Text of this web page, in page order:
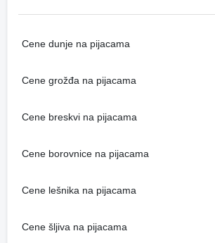
Cene dunje na pijacama
Cene grožđa na pijacama
Cene breskvi na pijacama
Cene borovnice na pijacama
Cene lešnika na pijacama
Cene šljiva na pijacama